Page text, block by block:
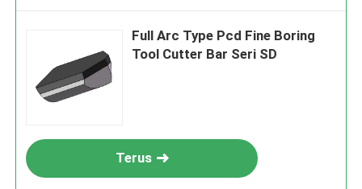
Full Arc Type Pcd Fine Boring
Tool Cutter Bar Seri SD
Terus